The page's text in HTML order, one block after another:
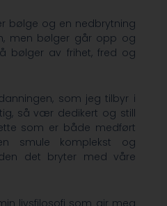
bølge og en nedbrytning
men bølger går opp og
bølger av frihet, fred og
som jeg tilbyr i
så vær dedikert og still
som er både medført
smule komplekst og
det bryter med våre
livsfilosofi som gir meg